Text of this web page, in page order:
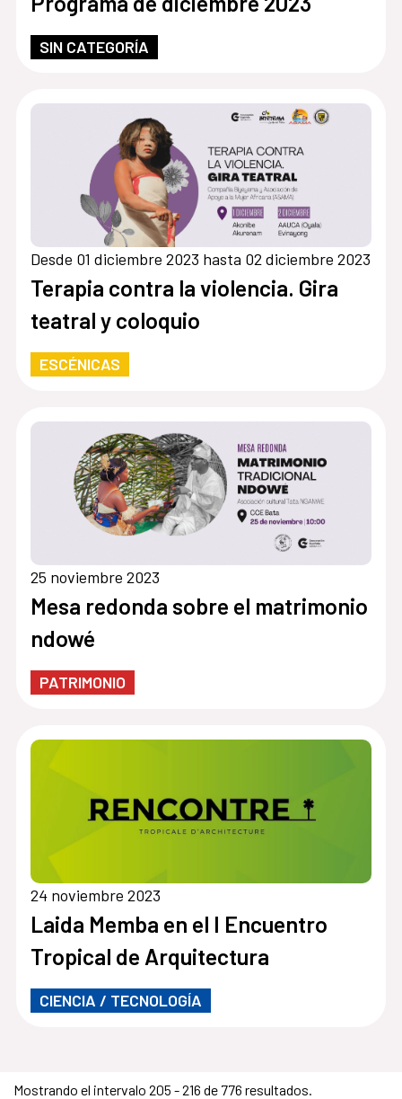
SIN CATEGORÍA
Desde 01 diciembre 2023 hasta 02 diciembre 2023
Terapia contra la violencia. Gira
teatral y coloquio
ESCÉNICAS
25 noviembre 2023
Mesa redonda sobre el matrimonio
ndowé
PATRIMONIO
24 noviembre 2023
Laida Memba en el I Encuentro
Tropical de Arquitectura
CIENCIA / TECNOLOGÍA
Mostrando el intervalo 205 - 216 de 776 resultados.